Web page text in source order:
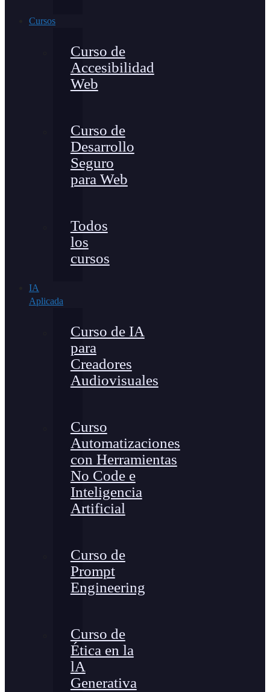
Cursos
Curso de
Accesibilidad
Web
Curso de
Desarrollo
Seguro
para Web
Todos
los
cursos
IA
Aplicada
Curso de IA
para
Creadores
Audiovisuales
Curso
Automatizaciones
con Herramientas
No Code e
Inteligencia
Artificial
Curso de
Prompt
Engineering
Curso de
Ética en la
lA
Generativa